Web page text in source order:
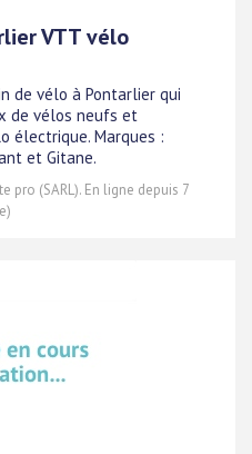
VTT vélo
de vélo à Pontarlier qui
de vélos neufs et
électrique. Marques :
et Gitane.
pro (SARL). En ligne depuis 7